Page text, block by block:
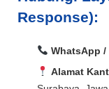
Response):
WhatsApp /
Alamat